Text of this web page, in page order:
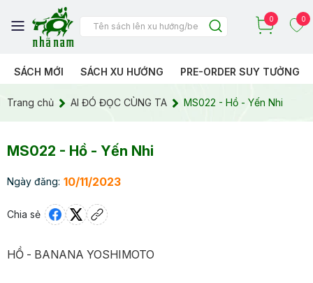
0 0
SÁCH MỚI SÁCH XU HƯỚNG PRE-ORDER SUY TƯỞNG
Trang chủ AI ĐÓ ĐỌC CÙNG TA MS022 - Hồ - Yến Nhi
MS022 - Hồ - Yến Nhi
Ngày đăng: 10/11/2023
Chia sẻ
HỒ - BANANA YOSHIMOTO